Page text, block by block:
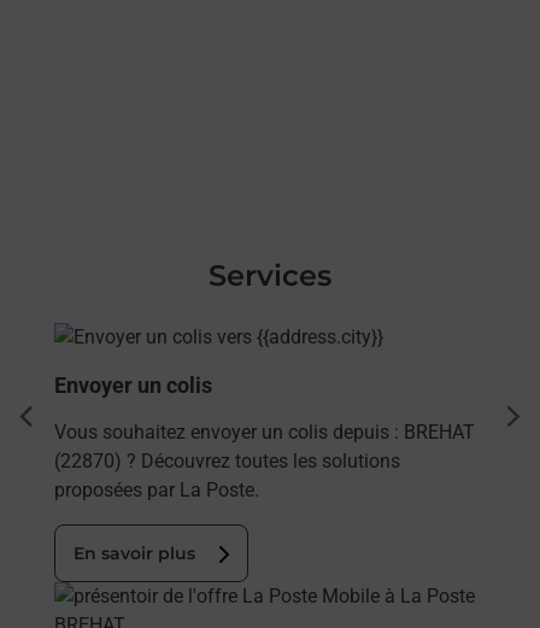
Services
En savoir plus
Envoyer un colis
Vous souhaitez envoyer un colis depuis : BREHAT
(22870) ? Découvrez toutes les solutions
proposées par La Poste.
En savoir plus
En savoir plus